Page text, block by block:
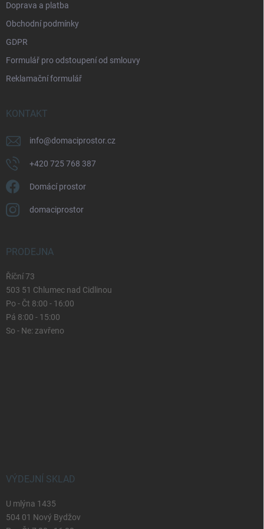
Doprava a platba
Obchodní podmínky
GDPR
Formulář pro odstoupení od smlouvy
Reklamační formulář
KONTAKT
info@domaciprostor.cz
+420 725 768 387
Domácí prostor
domaciprostor
PRODEJNA
Říční 73
503 51 Chlumec nad Cidlinou
Po - Čt 8:00 - 16:00
Pá 8:00 - 15:00
So - Ne: zavřeno
VÝDEJNÍ SKLAD
U mlýna 1435
504 01 Nový Bydžov